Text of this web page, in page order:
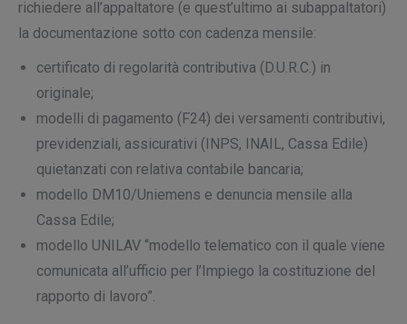
richiedere all’appaltatore (e quest’ultimo ai subappaltatori)
la documentazione sotto con cadenza mensile:
certificato di regolarità contributiva (D.U.R.C.) in
originale;
modelli di pagamento (F24) dei versamenti contributivi,
previdenziali, assicurativi (INPS, INAIL, Cassa Edile)
quietanzati con relativa contabile bancaria;
modello DM10/Uniemens e denuncia mensile alla
Cassa Edile;
modello UNILAV “modello telematico con il quale viene
comunicata all’ufficio per l’Impiego la costituzione del
rapporto di lavoro”.